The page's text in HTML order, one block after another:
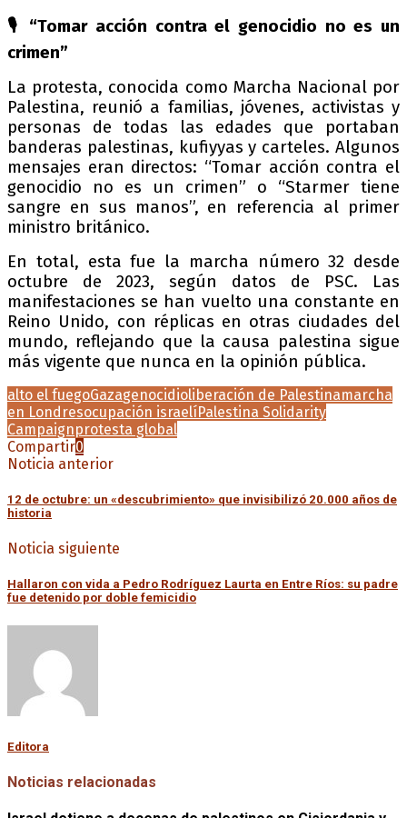
🎙️ “Tomar acción contra el genocidio no es un
crimen”
La protesta, conocida como Marcha Nacional por
Palestina, reunió a familias, jóvenes, activistas y
personas de todas las edades que portaban
banderas palestinas, kufiyyas y carteles. Algunos
mensajes eran directos: “Tomar acción contra el
genocidio no es un crimen” o “Starmer tiene
sangre en sus manos”, en referencia al primer
ministro británico.
En total, esta fue la marcha número 32 desde
octubre de 2023, según datos de PSC. Las
manifestaciones se han vuelto una constante en
Reino Unido, con réplicas en otras ciudades del
mundo, reflejando que la causa palestina sigue
más vigente que nunca en la opinión pública.
alto el fuegoGazagenocidioliberación de Palestinamarcha
en Londresocupación israelíPalestina Solidarity
Campaignprotesta global
Compartir0
Noticia anterior
12 de octubre: un «descubrimiento» que invisibilizó 20.000 años de
historia
Noticia siguiente
Hallaron con vida a Pedro Rodríguez Laurta en Entre Ríos: su padre
fue detenido por doble femicidio
Editora
Noticias relacionadas